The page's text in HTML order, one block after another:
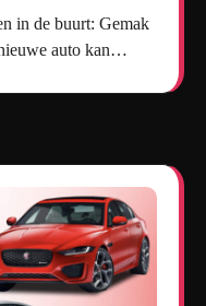
auto kan…